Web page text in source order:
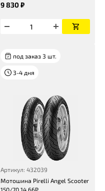
9 830 ₽
под заказ 3 шт.
3-4 дня
Артикул: 432039
Мотошина Pirelli Angel Scooter
150/70 14 66P